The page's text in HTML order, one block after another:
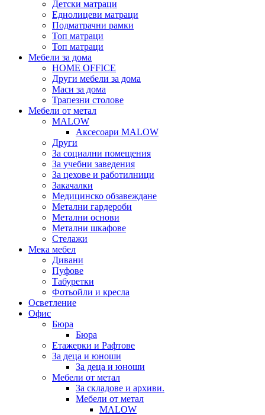
Детски матраци
Еднолицеви матраци
Подматрачни рамки
Топ матраци
Топ матраци
Мебели за дома
HOME OFFICE
Други мебели за дома
Маси за дома
Трапезни столове
Мебели от метал
MALOW
Аксесоари MALOW
Други
За социални помещения
За учебни заведения
За цехове и работилници
Закачалки
Медицинско обзавеждане
Метални гардероби
Метални основи
Метални шкафове
Стелажи
Мека мебел
Дивани
Пуфове
Табуретки
Фотьойли и кресла
Осветление
Офис
Бюра
Бюра
Етажерки и Рафтове
За деца и юноши
За деца и юноши
Мебели от метал
За складове и архиви.
Мебели от метал
MALOW